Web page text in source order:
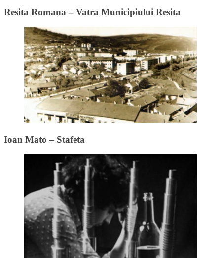
Resita Romana – Vatra Municipiului Resita
Ioan Mato – Stafeta